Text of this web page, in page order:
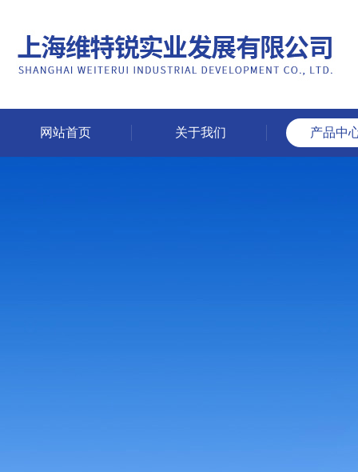
网站首页 关于我们 产品中